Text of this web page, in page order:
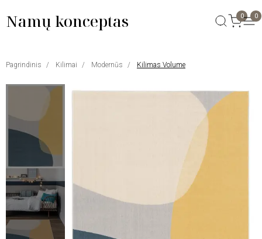
Namų konceptas 0 0
Pagrindinis Kilimai Modernūs Kilimas Volume